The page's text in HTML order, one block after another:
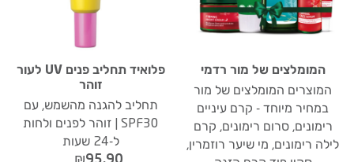
המומלצים של מור רדמי
המוצרים המומלצים של מור
במחיר מיוחד - קרם עיניים
רימונים, סרום רימונים, קרם
לילה רימונים, מי שיער רוזמרין,
פלואיד תחליב פנים UV לעור
זוהר
תחליב להגנה מהשמש, עם
SPF30 | זוהר לפנים ולחות
ל-24 שעות